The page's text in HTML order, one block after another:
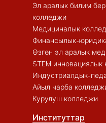
Эл аралык билим
колледжи
Медициналык
Финансылык-
Өзгөн эл аралык
STEM
Индустриалдык-
Айыл чарба
Курулуш колледжи
Институттар